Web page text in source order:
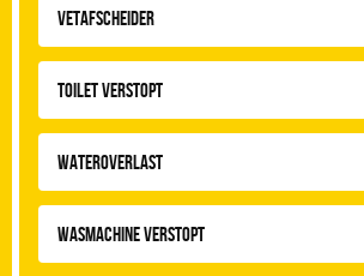
vetafscheider
Toilet Verstopt
Wateroverlast
Wasmachine verstopt